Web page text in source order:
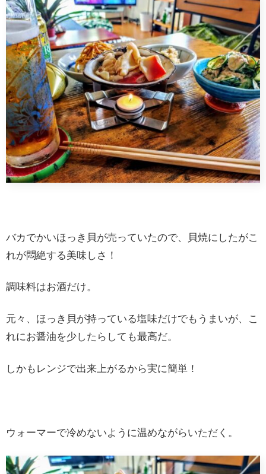
バカでかいほっき貝が売っていたので、貝焼にしたがこ
れが悶絶する美味しさ！
調味料はお酒だけ。
元々、ほっき貝が持っている塩味だけでもうまいが、こ
れにお醤油を少したらしても最高だ。
しかもレンジで出来上がるから実に簡単！
ウォーマーで冷めないように温めながらいただく。